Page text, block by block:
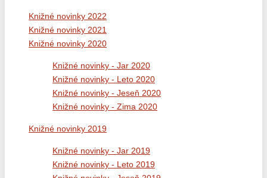
Knižné novinky 2022
Knižné novinky 2021
Knižné novinky 2020
Knižné novinky - Jar 2020
Knižné novinky - Leto 2020
Knižné novinky - Jeseň 2020
Knižné novinky - Zima 2020
Knižné novinky 2019
Knižné novinky - Jar 2019
Knižné novinky - Leto 2019